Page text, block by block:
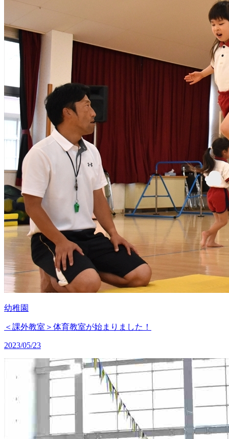
幼稚園
＜課外教室＞体育教室が始まりました！
2023/05/23